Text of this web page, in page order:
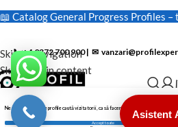
📖 Catalog General Progress Profiles